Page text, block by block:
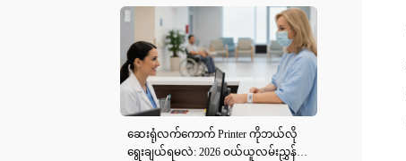
ဆေးရုံလက်ကောက် Printer ကိုဘယ်လို
ရွေးချယ်ရမလဲ: 2026 ဝယ်ယူလမ်းညွှန်နှ